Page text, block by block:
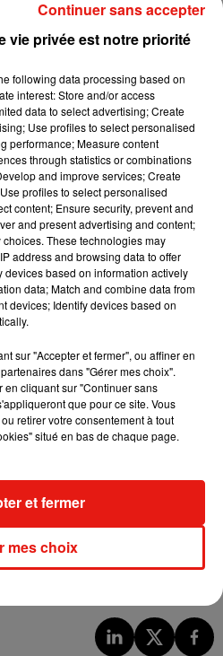
wrong with a lot of you out
penis? About
real? As any normal mother at
he took off his swim diaper. I
fucking disgusting. And now I’m
shaking my head at the state
warriors, And the negativity
lives. There is something
out there. Smfh. Here’s a
caught and abused for
penis in its face.
P!NK(@pink) le31 Mars 2019 à 9 :49 PDT
vie privée est notre priorité
following data processing based on
interest: Store and/or access
data to select advertising; Create
Use profiles to select personalised
performance; Measure content
through statistics or combinations
and improve services; Create
profiles to select personalised
content; Ensure security, prevent and
and present advertising and content;
These technologies may
address and browsing data to offer
based on information actively
data; Match and combine data from
devices; Identify devices based on
sur "Accepter et fermer", ou affiner en
dans "Gérer mes choix".
en cliquant sur "Continuer sans
que pour ce site. Vous
retirer votre consentement à tout
situé en bas de chaque page.
mes choix
et fermer
Continuer sans accepter